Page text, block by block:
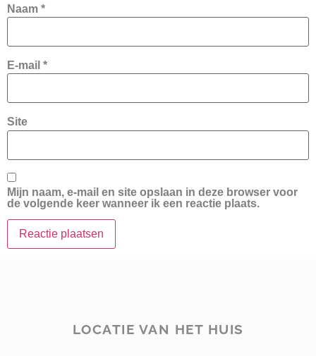
Naam *
E-mail *
Site
Mijn naam, e-mail en site opslaan in deze browser voor
de volgende keer wanneer ik een reactie plaats.
LOCATIE VAN HET HUIS